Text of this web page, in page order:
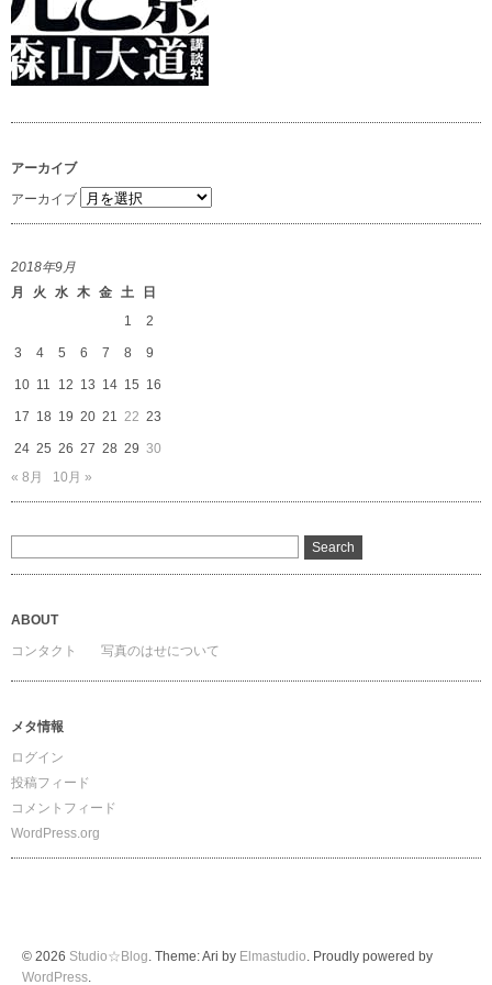
アーカイブ
アーカイブ
2018年9月
月
火 水 木 金 土
日
1
2
3 4 5 6 7 8 9
10 11 12 13 14 15 16
17 18 19 20 21 22 23
24 25 26 27 28 29 30
« 8月
10月 »
ABOUT
コンタクト
写真のはせについて
メタ情報
ログイン
投稿フィード
コメントフィード
WordPress.org
© 2026 Studio☆Blog. Theme: Ari by Elmastudio. Proudly powered by
WordPress.